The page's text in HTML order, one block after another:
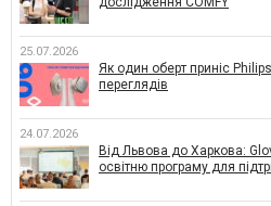
25.07.2026
Як один оберт приніс
переглядів
24.07.2026
Від Львова до Харкова:
освітню програму для